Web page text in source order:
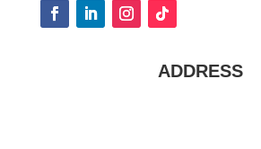
ADDRESS